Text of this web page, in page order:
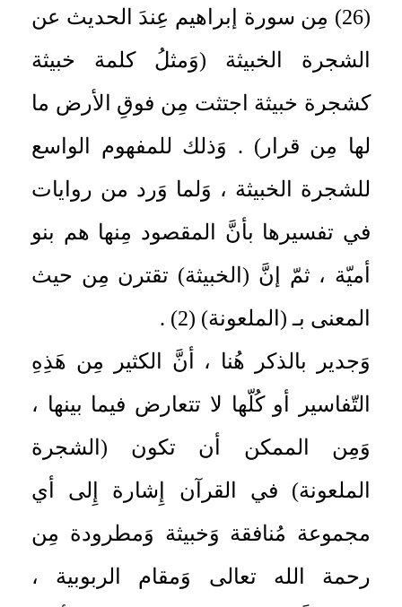
(26) مِن سورة إبراهيم عِندَ الحديث عن
الشجرة الخبيثة (وَمثلُ كلمة خبيثة
كشجرة خبيثة اجتثت مِن فوقِ الأرض ما
لها مِن قرار) . وَذلك للمفهوم الواسع
للشجرة الخبيثة ، وَلما وَرد من روايات
في تفسيرها بأنَّ المقصود مِنها هم بنو
أميّة ، ثمّ إنَّ (الخبيثة) تقترن مِن حيث
المعنى بـ (الملعونة) (2) .
وَجدير بالذكر هُنا ، أنَّ الكثير مِن هَذِهِ
التّفاسير أو كُلّها لا تتعارض فيما بينها ،
وَمِن الممكن أن تكون (الشجرة
الملعونة) في القرآن إِشارة إِلى أي
مجموعة مُنافقة وَخبيثة وَمطرودة مِن
رحمة الله تعالى وَمقام الربوبية ،